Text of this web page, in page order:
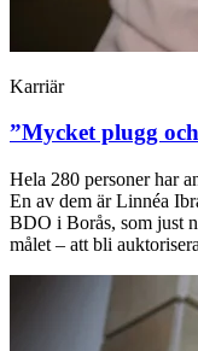
Karriär
”Mycket plugg
Hela 280 personer har
En av dem är Linnéa
BDO i Borås, som just
målet – att bli